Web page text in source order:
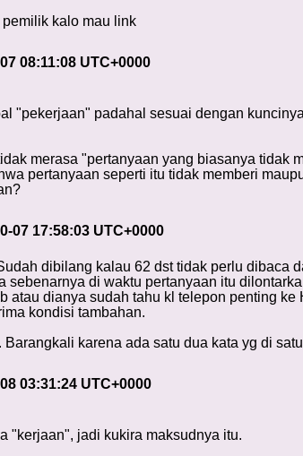
kalo mau link
08:11:08 UTC+0000
"pekerjaan" padahal sesuai dengan
merasa "pertanyaan yang biasanya tidak
pertanyaan seperti itu tidak memberi
07 17:58:03 UTC+0000
dibilang kalau 62 dst tidak perlu dibaca
sebenarnya di waktu pertanyaan itu
atau dianya sudah tahu kl telepon penting
kondisi tambahan.
karena ada satu dua kata yg di
03:31:24 UTC+0000
"kerjaan", jadi kukira maksudnya itu.